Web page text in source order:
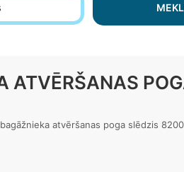
ATVĒRŠANAS
atvēršanas poga slēdzis